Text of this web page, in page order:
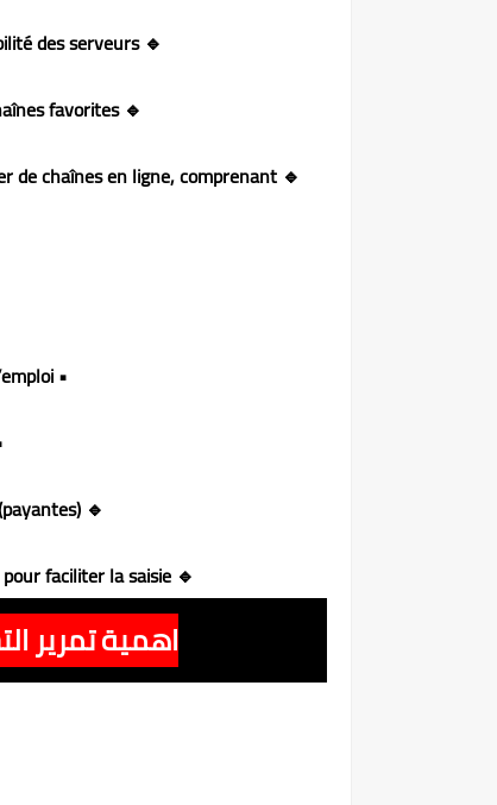
🔹 Amélioration des performances et de la stabilité des serveurs
🔹 Ajout de la possibilité de renommer les chaînes favorites
🔹 Ajout d’une fonctionnalité de téléchargement direct du fichier de chaînes en ligne, comprenant :
• Classement des chaînes prêt à l’emploi
🔹 Ajout de certaines applications IPTV (payantes)
🔹 Affichage du code secret Wi-Fi pendant la saisie pour faciliter la saisie
اهمية تمرير